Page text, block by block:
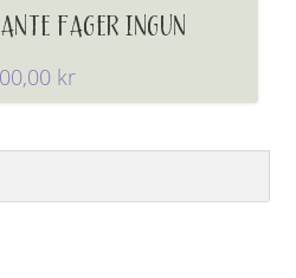
FAGER INGUN
kr